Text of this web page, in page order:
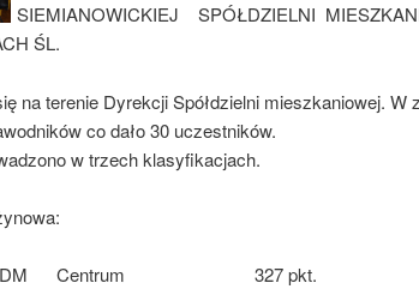
SIEMIANOWICKIEJ SPÓŁDZIELNI
ŚL.
na terenie Dyrekcji Spółdzielni mieszkaniowej.
co dało 30 uczestników.
w trzech klasyfikacjach.
Centrum 327 pkt.